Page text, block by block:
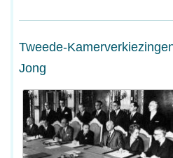
Tweede-
Jong